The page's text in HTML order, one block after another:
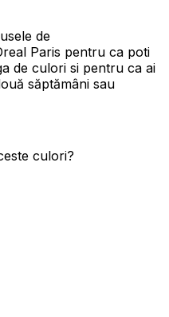
de
Paris pentru ca poti
de culori si pentru ca ai
săptămâni sau
culori?